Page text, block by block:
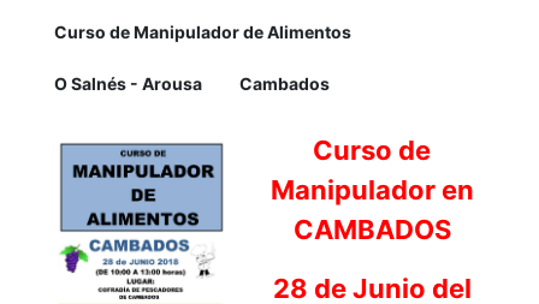
Curso de Manipulador de Alimentos
O Salnés - Arousa Cambados
Curso de
Manipulador en
CAMBADOS
28 de Junio del